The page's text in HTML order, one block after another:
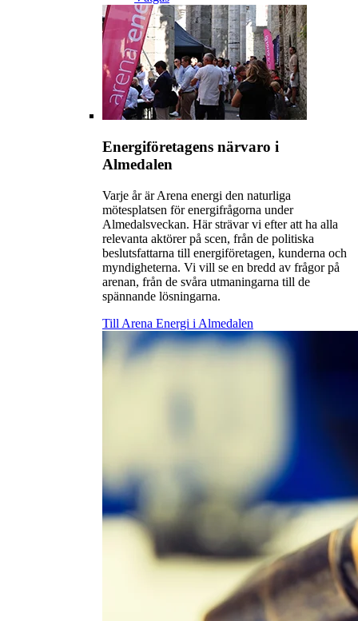
Energiföretagens närvaro i
Almedalen
Varje år är Arena energi den naturliga
mötesplatsen för energifrågorna under
Almedalsveckan. Här strävar vi efter att ha alla
relevanta aktörer på scen, från de politiska
beslutsfattarna till energiföretagen, kunderna och
myndigheterna. Vi vill se en bredd av frågor på
arenan, från de svåra utmaningarna till de
spännande lösningarna.
Till Arena Energi i Almedalen